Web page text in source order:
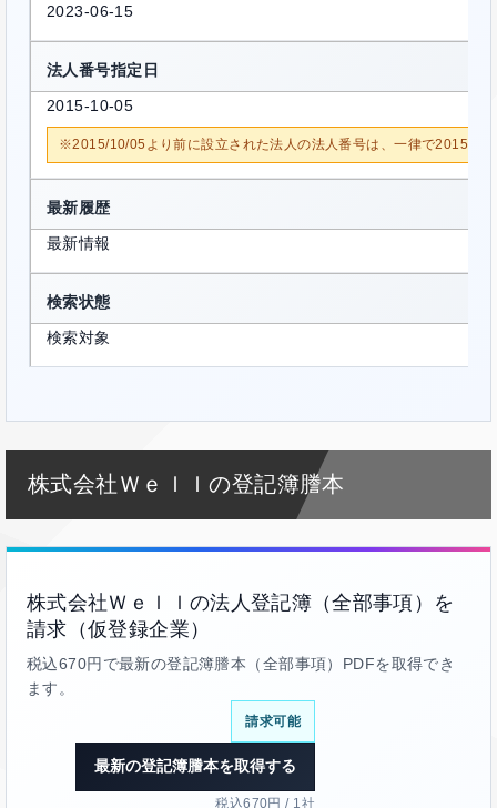
2023-06-15
法人番号指定日
2015-10-05
※2015/10/05より前に設立された法人の法人番号は、一律で2015/10/
最新履歴
最新情報
検索状態
検索対象
株式会社Ｗｅｌｌの登記簿謄本
株式会社Ｗｅｌｌの法人登記簿（全部事項）を
請求（仮登録企業）
税込670円で最新の登記簿謄本（全部事項）PDFを取得でき
ます。
請求可能
最新の登記簿謄本を取得する
税込670円 / 1社